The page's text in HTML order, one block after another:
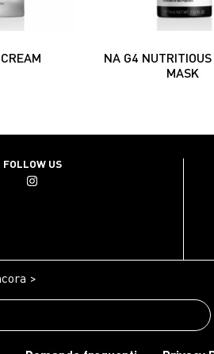
NA G4 NUTRITIOUS
MASK
FOLLOW US
>